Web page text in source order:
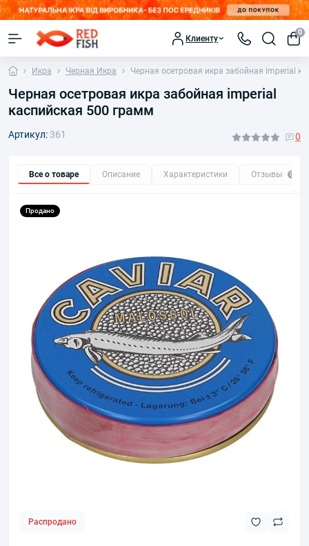
Клиенту
0
Икра Черная Икра Черная осетровая икра забойная imperial
Черная осетровая икра забойная imperial
каспийская 500 грамм
Артикул: 361 0
Все о товаре Описание Характеристики Отзывы 0
Продано
Распродано